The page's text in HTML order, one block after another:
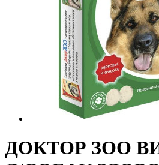
ДОКТОР ЗОО